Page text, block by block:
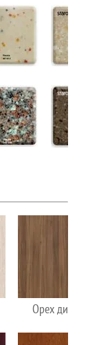
Орех дижон